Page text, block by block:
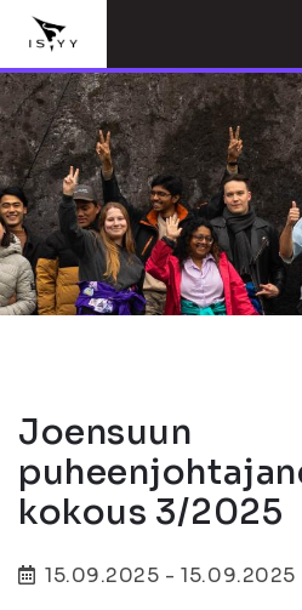
Joensuun
kokous 3/2025
15.09.2025 - 15.09.2025